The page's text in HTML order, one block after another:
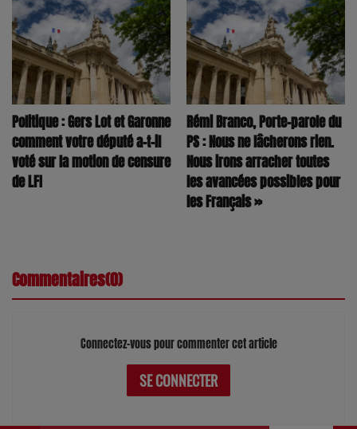
Politique : Gers Lot et Garonne
comment votre député a-t-il
voté sur la motion de censure
de LFI
Rémi Branco, Porte-parole du
PS : Nous ne lâcherons rien.
Nous irons arracher toutes
les avancées possibles pour
les Français »
Commentaires(0)
Connectez-vous pour commenter cet article
SE CONNECTER